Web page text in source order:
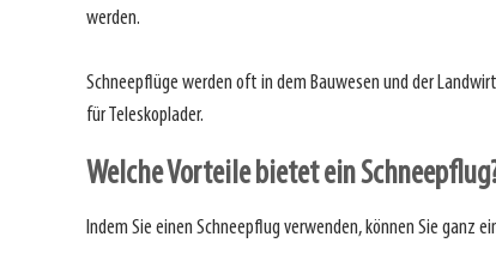
werden.
Schneepflüge werden oft in dem Bauwesen und der
für Teleskoplader.
Welche Vorteile bietet ein
Indem Sie einen Schneepflug verwenden, können Sie ganz